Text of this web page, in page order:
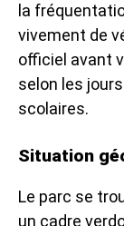
la
vivement de
officiel avant
selon les
scolaires.
Situation
Le parc se
un cadre